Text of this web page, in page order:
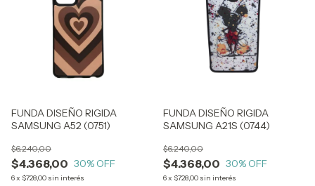
FUNDA DISEÑO RIGIDA
SAMSUNG A52 (0751)
$4.368,00
$6.240,00
30% OFF
6x $728,00 sin interés
FUNDA DISEÑO RIGIDA
SAMSUNG A21S (0744)
$4.368,00
$6.240,00
30% OFF
6x $728,00 sin interés